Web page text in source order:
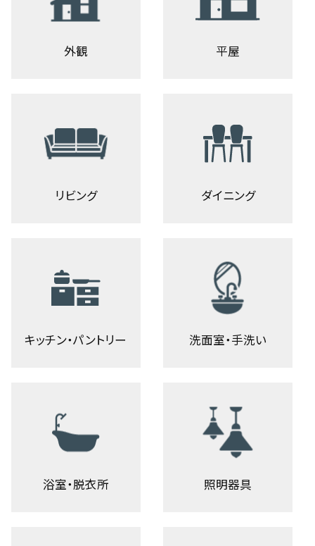
外観 平屋
リビング ダイニング
キッチン・パントリー 洗面室・手洗い
浴室・脱衣所 照明器具